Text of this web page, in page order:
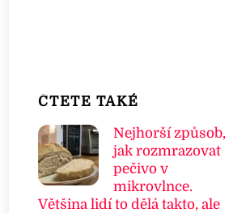
ČTETE TAKÉ
Nejhorší způsob,
jak rozmrazovat
pečivo v
mikrovlnce.
Většina lidí to dělá takto, ale